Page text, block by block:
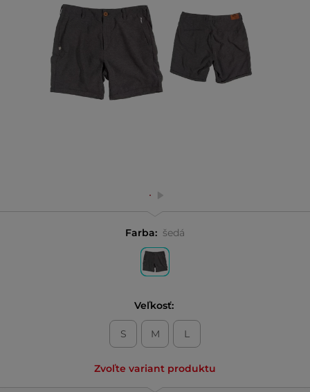
Farba: šedá
Veľkosť:
S M L
Zvoľte variant produktu